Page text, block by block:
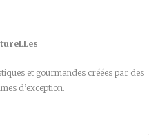
et gourmandes créées par des
d’exception.